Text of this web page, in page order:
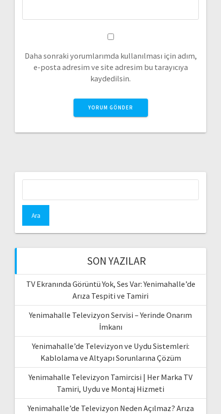
Daha sonraki yorumlarımda kullanılması için adım,
e-posta adresim ve site adresim bu tarayıcıya
kaydedilsin.
SON YAZILAR
TV Ekranında Görüntü Yok, Ses Var: Yenimahalle’de
Arıza Tespiti ve Tamiri
Yenimahalle Televizyon Servisi – Yerinde Onarım
İmkanı
Yenimahalle’de Televizyon ve Uydu Sistemleri:
Kablolama ve Altyapı Sorunlarına Çözüm
Yenimahalle Televizyon Tamircisi | Her Marka TV
Tamiri, Uydu ve Montaj Hizmeti
Yenimahalle’de Televizyon Neden Açılmaz? Arıza